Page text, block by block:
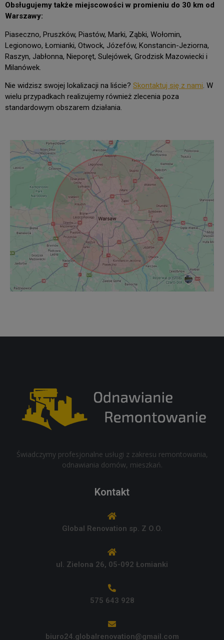
Obsługujemy także miejscowości w promieniu do 30 km od
Warszawy:
Piaseczno, Pruszków, Piastów, Marki, Ząbki, Wołomin,
Legionowo, Łomianki, Otwock, Józefów, Konstancin-Jeziorna,
Raszyn, Jabłonna, Nieporęt, Sulejówek, Grodzisk Mazowiecki i
Milanówek.
Nie widzisz swojej lokalizacji na liście? Skontaktuj się z nami. W
wielu przypadkach realizujemy również zlecenia poza
standardowym obszarem działania.
Świadczymy profesjonalne usługi z zakresu remontowania,
odnawiania domów, mieszkań.
Kontakt
Global Renovation sp. Z O.O.
ul. Zielona 26, 05-092 Łomianki
575 643 928
biuro24.globalrenovation@gmail.com